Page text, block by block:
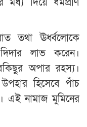
তথা ঊর্ধ্বলোকে
লাভ করেন।
অপার রহস্য।
হিসেবে পাঁচ
এই নামাজ মুমিনের